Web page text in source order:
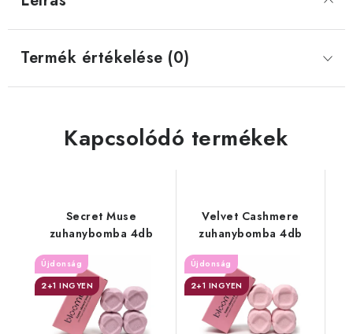
Termék értékelése (0)
Kapcsolódó termékek
Secret Muse
zuhanybomba 4db
Újdonság
2+1 INGYEN
Velvet Cashmere
zuhanybomba 4db
Újdonság
2+1 INGYEN